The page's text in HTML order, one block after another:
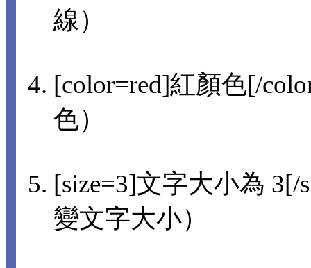
線）
[color=red]紅顏色[/
色）
[size=3]文字大小為
變文字大小）